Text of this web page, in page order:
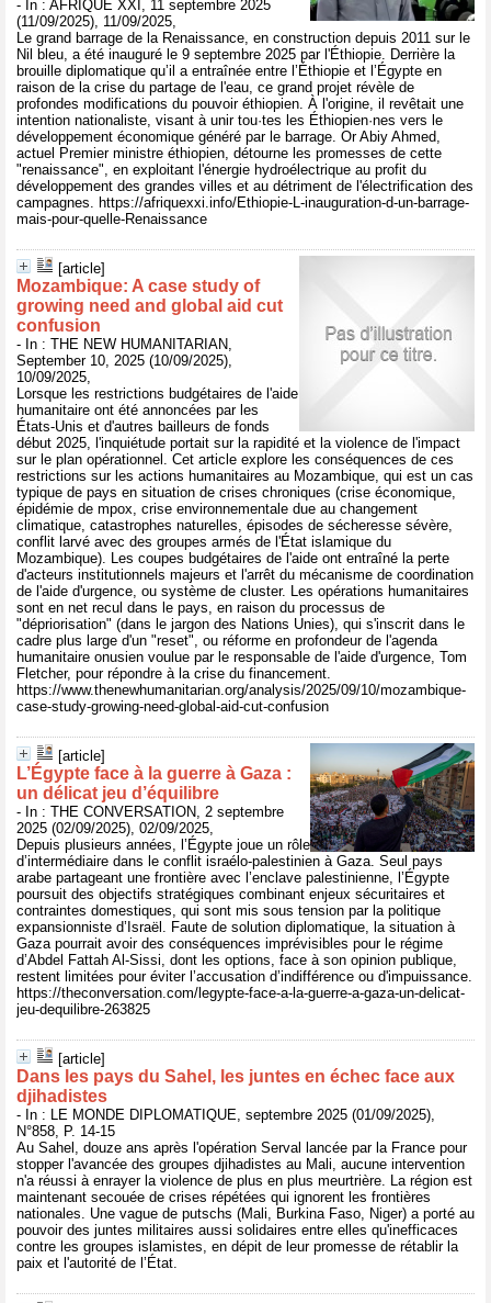
- In : AFRIQUE XXI, 11 septembre 2025
(11/09/2025), 11/09/2025,
Le grand barrage de la Renaissance, en construction depuis 2011 sur le
Nil bleu, a été inauguré le 9 septembre 2025 par l'Éthiopie. Derrière la
brouille diplomatique qu’il a entraînée entre l’Éthiopie et l’Égypte en
raison de la crise du partage de l'eau, ce grand projet révèle de
profondes modifications du pouvoir éthiopien. À l'origine, il revêtait une
intention nationaliste, visant à unir tou·tes les Éthiopien·nes vers le
développement économique généré par le barrage. Or Abiy Ahmed,
actuel Premier ministre éthiopien, détourne les promesses de cette
"renaissance", en exploitant l'énergie hydroélectrique au profit du
développement des grandes villes et au détriment de l'électrification des
campagnes. https://afriquexxi.info/Ethiopie-L-inauguration-d-un-barrage-
mais-pour-quelle-Renaissance
[article]
Mozambique: A case study of
growing need and global aid cut
confusion
- In : THE NEW HUMANITARIAN,
September 10, 2025 (10/09/2025),
10/09/2025,
Lorsque les restrictions budgétaires de l'aide
humanitaire ont été annoncées par les
États-Unis et d'autres bailleurs de fonds
début 2025, l'inquiétude portait sur la rapidité et la violence de l'impact
sur le plan opérationnel. Cet article explore les conséquences de ces
restrictions sur les actions humanitaires au Mozambique, qui est un cas
typique de pays en situation de crises chroniques (crise économique,
épidémie de mpox, crise environnementale due au changement
climatique, catastrophes naturelles, épisodes de sécheresse sévère,
conflit larvé avec des groupes armés de l'État islamique du
Mozambique). Les coupes budgétaires de l'aide ont entraîné la perte
d'acteurs institutionnels majeurs et l'arrêt du mécanisme de coordination
de l'aide d'urgence, ou système de cluster. Les opérations humanitaires
sont en net recul dans le pays, en raison du processus de
"dépriorisation" (dans le jargon des Nations Unies), qui s'inscrit dans le
cadre plus large d'un "reset", ou réforme en profondeur de l'agenda
humanitaire onusien voulue par le responsable de l'aide d'urgence, Tom
Fletcher, pour répondre à la crise du financement.
https://www.thenewhumanitarian.org/analysis/2025/09/10/mozambique-
case-study-growing-need-global-aid-cut-confusion
[article]
L’Égypte face à la guerre à Gaza :
un délicat jeu d’équilibre
- In : THE CONVERSATION, 2 septembre
2025 (02/09/2025), 02/09/2025,
Depuis plusieurs années, l’Égypte joue un rôle
d’intermédiaire dans le conflit israélo-palestinien à Gaza. Seul pays
arabe partageant une frontière avec l’enclave palestinienne, l’Égypte
poursuit des objectifs stratégiques combinant enjeux sécuritaires et
contraintes domestiques, qui sont mis sous tension par la politique
expansionniste d’Israël. Faute de solution diplomatique, la situation à
Gaza pourrait avoir des conséquences imprévisibles pour le régime
d’Abdel Fattah Al-Sissi, dont les options, face à son opinion publique,
restent limitées pour éviter l’accusation d’indifférence ou d'impuissance.
https://theconversation.com/legypte-face-a-la-guerre-a-gaza-un-delicat-
jeu-dequilibre-263825
[article]
Dans les pays du Sahel, les juntes en échec face aux
djihadistes
- In : LE MONDE DIPLOMATIQUE, septembre 2025 (01/09/2025),
N°858, P. 14-15
Au Sahel, douze ans après l'opération Serval lancée par la France pour
stopper l'avancée des groupes djihadistes au Mali, aucune intervention
n'a réussi à enrayer la violence de plus en plus meurtrière. La région est
maintenant secouée de crises répétées qui ignorent les frontières
nationales. Une vague de putschs (Mali, Burkina Faso, Niger) a porté au
pouvoir des juntes militaires aussi solidaires entre elles qu'inefficaces
contre les groupes islamistes, en dépit de leur promesse de rétablir la
paix et l'autorité de l’État.